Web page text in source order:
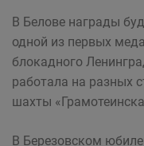
В Белове награды
одной из первых
блокадного
работала на разных
шахты
В Березовском